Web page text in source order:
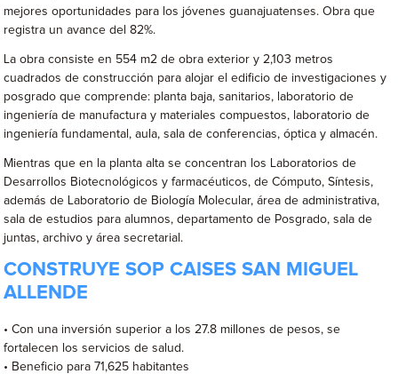
mejores oportunidades para los jóvenes guanajuatenses. Obra que
registra un avance del 82%.
La obra consiste en 554 m2 de obra exterior y 2,103 metros
cuadrados de construcción para alojar el edificio de investigaciones y
posgrado que comprende: planta baja, sanitarios, laboratorio de
ingeniería de manufactura y materiales compuestos, laboratorio de
ingeniería fundamental, aula, sala de conferencias, óptica y almacén.
Mientras que en la planta alta se concentran los Laboratorios de
Desarrollos Biotecnológicos y farmacéuticos, de Cómputo, Síntesis,
además de Laboratorio de Biología Molecular, área de administrativa,
sala de estudios para alumnos, departamento de Posgrado, sala de
juntas, archivo y área secretarial.
CONSTRUYE SOP CAISES SAN MIGUEL
ALLENDE
• Con una inversión superior a los 27.8 millones de pesos, se
fortalecen los servicios de salud.
• Beneficio para 71,625 habitantes